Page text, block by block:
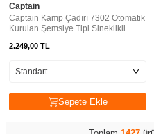
Captain
Captain Kamp Çadırı 7302 Otomatik
Kurulan Şemsiye Tipi Sineklikli
2.249,00 TL
Sepete Ekle